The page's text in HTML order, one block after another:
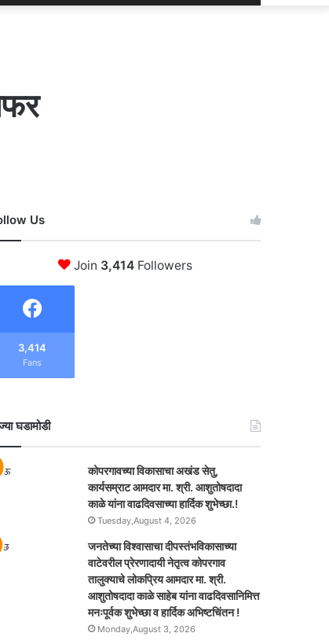
Us
Join 3,414 Followers
3,414
Fans
घडामोडी
कोपरगावच्या विकासाचा अखंड सेतु,
कार्यसम्राट आमदार मा. श्री. आशुतोषदादा
काळे यांना वाढदिवसाच्या हार्दिक शुभेच्छा.!
Tuesday,August 4, 2026
जनतेच्या विश्वासाचा दीपस्तंभविकासाच्या
वाटेवरील प्रेरणादायी नेतृत्व कोपरगाव
तालुक्याचे लोकप्रिय आमदार मा. श्री.
आशुतोषदादा काळे साहेब यांना वाढदिवसानिमित्त
मनःपूर्वक शुभेच्छा व हार्दिक अभिष्टचिंतन !
Monday,August 3, 2026